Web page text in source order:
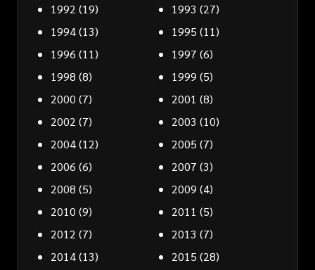
1992 (19) 1993 (27)
1994(13) 1995 (11)
1996 (11) 1997 (6)
1998 (8) 1999 (5)
2000 (7) 2001 (8)
2002 (7) 2003 (10)
2004(12) 2005 (7)
2006 (6) 2007 (3)
2008 (5) 2009 (4)
2010 (9) 2011 (5)
2012 (7) 2013 (7)
2014(13) 2015 (28)